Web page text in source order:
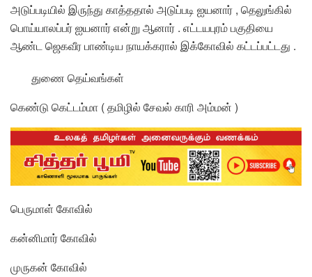
அடுப்படியில் இருந்து காத்ததால் அடுப்படி ஐயனார் , தெலுங்கில்
பொய்யாலப்பர் ஐயனார் என்று ஆனார் . எட்டயபுரம் பகுதியை
ஆண்ட ஜெகவீர பாண்டிய நாயக்கரால் இக்கோவில் கட்டப்பட்டது .
துணை தெய்வங்கள்
கெண்டு கெட்டம்மா ( தமிழில் சேவல் காரி அம்மன் )
பெருமாள் கோவில்
கன்னிமார் கோவில்
முருகன் கோவில்